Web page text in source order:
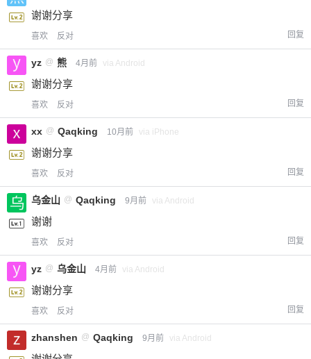
谢谢分享
喜欢 反对 回复
yz @ 熊 4月前 via Android
谢谢分享
喜欢 反对 回复
xx @ Qaqking 10月前 via iPhone
谢谢分享
喜欢 反对 回复
乌金山 @ Qaqking 9月前 via Android
谢谢
喜欢 反对 回复
yz @ 乌金山 4月前 via Android
谢谢分享
喜欢 反对 回复
zhanshen @ Qaqking 9月前 via Android